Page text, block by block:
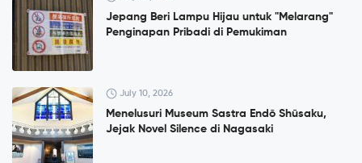
Jepang Beri Lampu Hijau untuk "Melarang"
Penginapan Pribadi di Pemukiman
July 10, 2026
Menelusuri Museum Sastra Endō Shūsaku,
Jejak Novel Silence di Nagasaki